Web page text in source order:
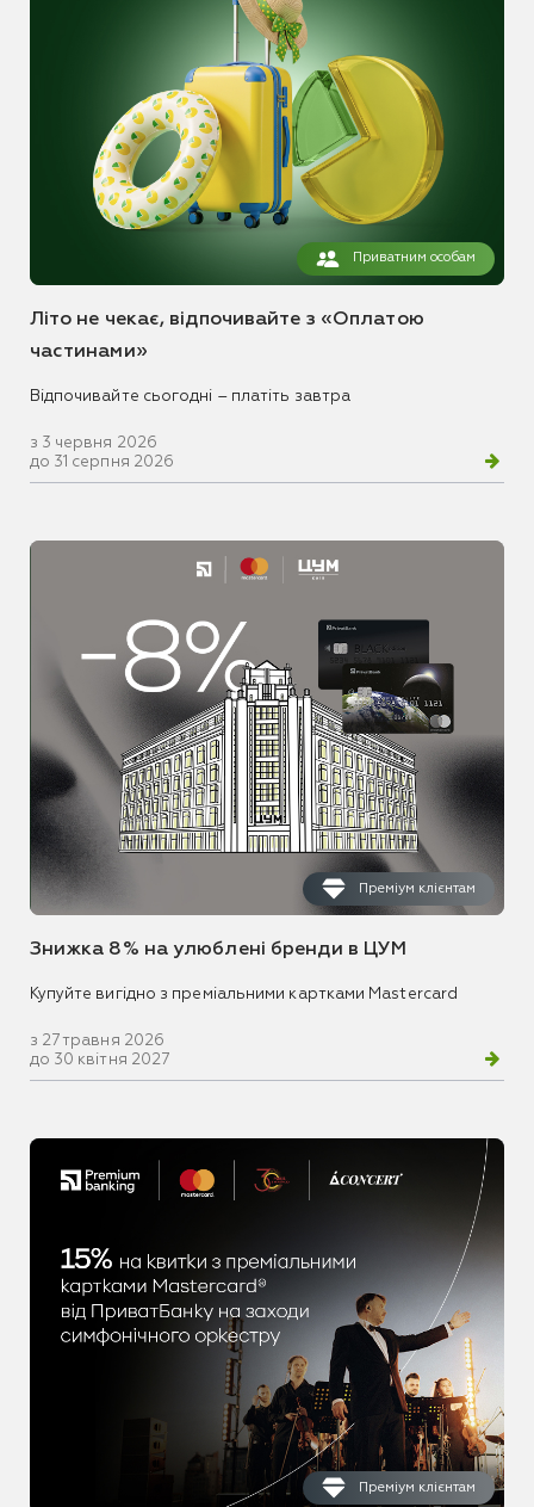
Приватним особам
Літо не чекає, відпочивайте з «Оплатою
частинами»
Відпочивайте сьогодні – платіть завтра
з 3 червня 2026
до 31 серпня 2026
Преміум клієнтам
Знижка 8% на улюблені бренди в ЦУМ
Купуйте вигідно з преміальними картками Mastercard
з 27 травня 2026
до 30 квітня 2027
Преміум клієнтам